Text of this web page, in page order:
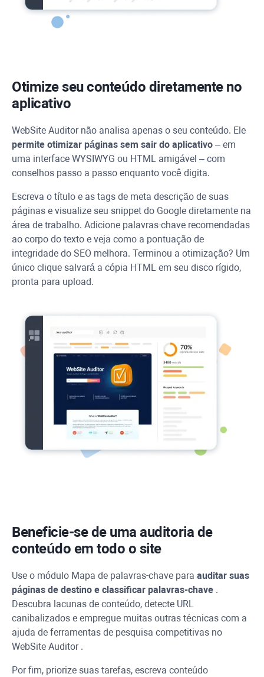
Otimize seu conteúdo diretamente no
aplicativo
WebSite Auditornão analisa apenas o seu conteúdo. Ele
permite otimizar páginas sem sair do aplicativo – em
uma interface WYSIWYG ou HTML amigável – com
conselhos passo a passo enquanto você digita.
Escreva o título e as tags de meta descrição de suas
páginas e visualize seu snippet do Google diretamente na
área de trabalho. Adicione palavras-chave recomendadas
ao corpo do texto e veja como a pontuação de
integridade do SEO melhora. Terminou a otimização? Um
único clique salvará a cópia HTML em seu disco rígido,
pronta para upload.
Beneficie-se de uma auditoria de
conteúdo em todo o site
Use o módulo Mapa de palavras-chave para auditar suas
páginas de destino e classificar palavras-chave .
Descubra lacunas de conteúdo, detecte URL
canibalizados e empregue muitas outras técnicas com a
ajuda de ferramentas de pesquisa competitivas no
WebSite Auditor.
Por fim, priorize suas tarefas, escreva conteúdo